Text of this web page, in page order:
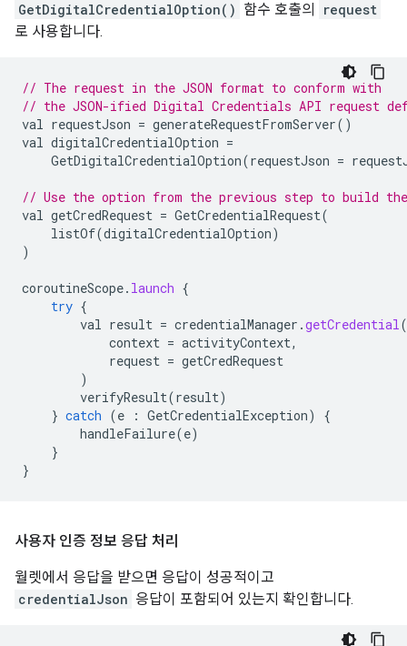
GetDigitalCredentialOption() 함수 호출의
request
로 사용합니다.
// The request in the JSON format to conform with
// the JSON-ified Digital Credentials API request
val requestJson = generateRequestFromServer()
val digitalCredentialOption =
GetDigitalCredentialOption(requestJson =
// Use the option from the previous step to build the
val getCredRequest = GetCredentialRequest(
listOf(digitalCredentialOption)
)
coroutineScope. launch {
try {
val result = credentialManager .getCredential(
context = activityContext,
request = getCredRequest
)
verifyResult(result)
} catch (e : GetCredentialException)
{
handleFailure(e)
}
}
사용자 인증 정보 응답 처리
월렛에서 응답을 받으면 응답이 성공적이고
credentialJson 응답이 포함되어 있는지 확인합니다.